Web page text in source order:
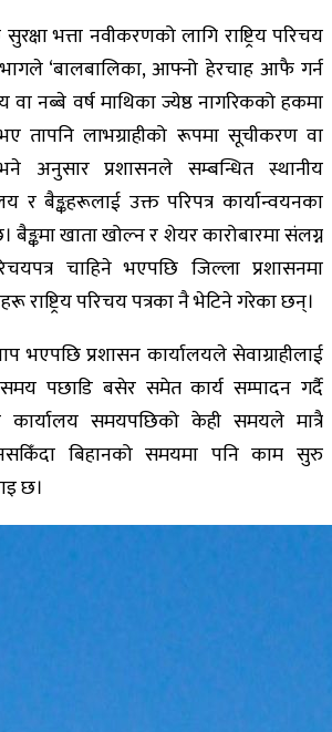
भत्ता नवीकरणको लागि राष्ट्रिय परिचय
‘बालबालिका, आफ्नो हेरचाह आफै गर्न
नब्बे वर्ष माथिका ज्येष्ठ नागरिकको हकमा
तापनि लाभग्राहीको रूपमा सूचीकरण वा
अनुसार प्रशासनले सम्बन्धित स्थानीय
र बैङ्कहरूलाई उक्त परिपत्र कार्यान्वयनका
बैङ्कमा खाता खोल्न र शेयर कारोबारमा संलग्न
चाहिने भएपछि जिल्ला प्रशासनमा
राष्ट्रिय परिचय पत्रका नै भेटिने गरेका छन्।
भएपछि प्रशासन कार्यालयले सेवाग्राहीलाई
पछाडि बसेर समेत कार्य सम्पादन गर्दै
समयपछिको केही समयले मात्रै
नसकिँदा बिहानको समयमा पनि काम सुरु
छ।